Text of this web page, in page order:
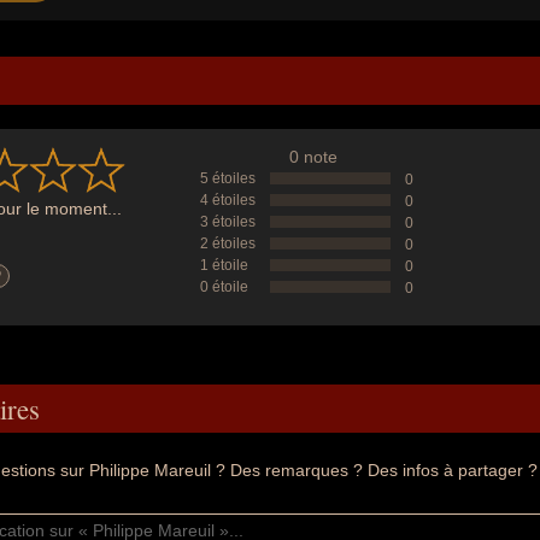
le moment...
0 note
5 étoiles
0
4 étoiles
0
3 étoiles
0
2 étoiles
0
1 étoile
0
0 étoile
0
sur Philippe Mareuil ? Des remarques ? Des infos à partager ?